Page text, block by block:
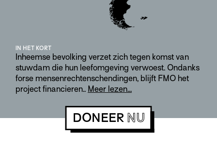
IN HET KORT
Inheemse bevolking verzet zich tegen komst van
stuwdam die hun leefomgeving verwoest. Ondanks
forse mensenrechtenschendingen, blijft FMO het
project financieren.. Meer lezen...
DONEER NU